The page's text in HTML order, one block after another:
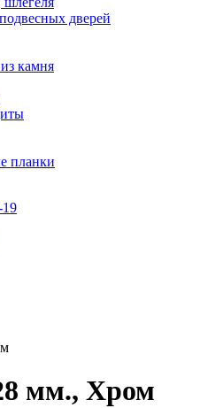
дверей
камня
планки
19
мм., Хром